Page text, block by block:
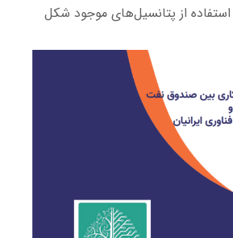
استفاده از پتانسیل­‌های موجود شکل